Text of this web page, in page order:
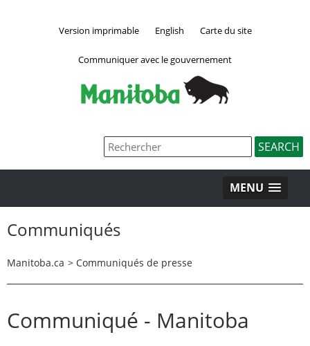
Version imprimable English Carte du site
Communiquer avec le gouvernement
MENU
Communiqués
Manitoba.ca > Communiqués de presse
Communiqué - Manitoba